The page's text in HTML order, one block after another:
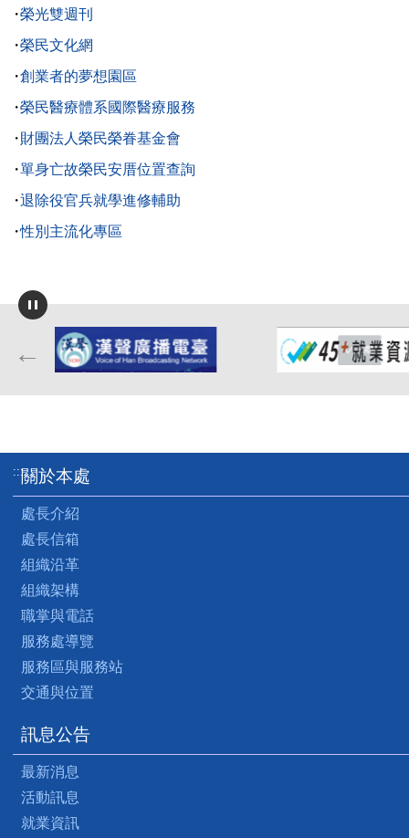
榮光雙週刊
榮民文化網
創業者的夢想園區
榮民醫療體系國際醫療服務
財團法人榮民榮眷基金會
單身亡故榮民安厝位置查詢
退除役官兵就學進修輔助
性別主流化專區
:::關於本處
處長介紹
處長信箱
組織沿革
組織架構
職掌與電話
服務處導覽
服務區與服務站
交通與位置
訊息公告
最新消息
活動訊息
就業資訊